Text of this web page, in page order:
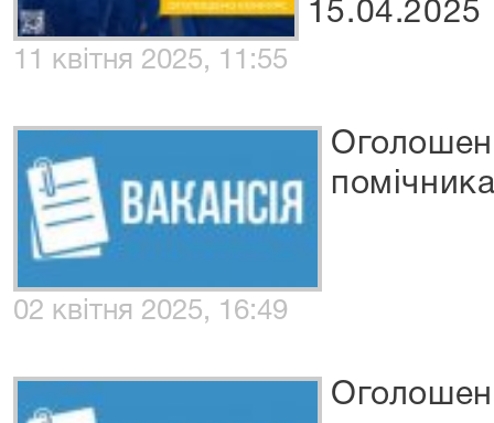
15.04.2025
11 квітня 2025, 11:55
02 квітня 2025, 16:49